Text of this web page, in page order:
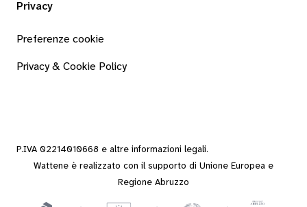
Privacy
Preferenze cookie
Privacy & Cookie Policy
P.IVA 02214010668 e altre informazioni legali.
Wattene è realizzato con il supporto di Unione Europea e
Regione Abruzzo